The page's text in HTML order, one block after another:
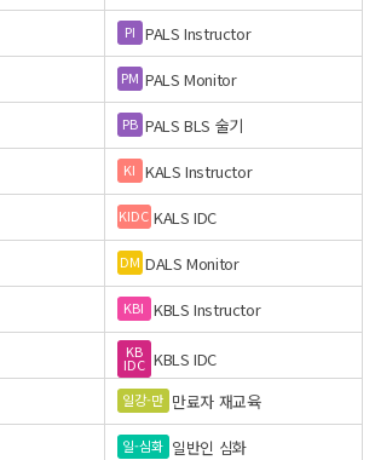
PI PALS Instructor
PM PALS Monitor
PB PALS BLS 술기
KI KALS Instructor
KIDC KALS IDC
DM DALS Monitor
KBI KBLS Instructor
KB
IDC KBLS IDC
일강-만 만료자 재교육
일-심화 일반인 심화